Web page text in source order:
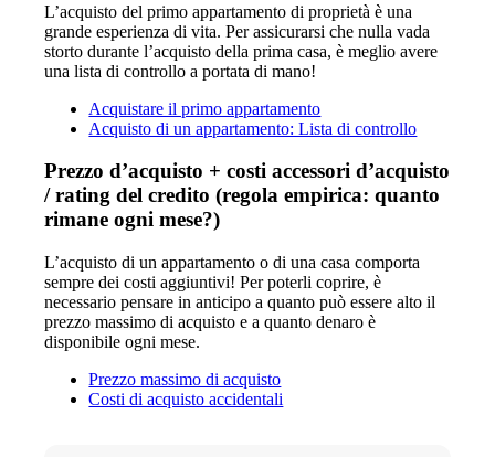
L’acquisto del primo appartamento di proprietà è una
grande esperienza di vita. Per assicurarsi che nulla vada
storto durante l’acquisto della prima casa, è meglio avere
una lista di controllo a portata di mano!
Acquistare il primo appartamento
Acquisto di un appartamento: Lista di controllo
Prezzo d’acquisto + costi accessori d’acquisto
/ rating del credito (regola empirica: quanto
rimane ogni mese?)
L’acquisto di un appartamento o di una casa comporta
sempre dei costi aggiuntivi! Per poterli coprire, è
necessario pensare in anticipo a quanto può essere alto il
prezzo massimo di acquisto e a quanto denaro è
disponibile ogni mese.
Prezzo massimo di acquisto
Costi di acquisto accidentali